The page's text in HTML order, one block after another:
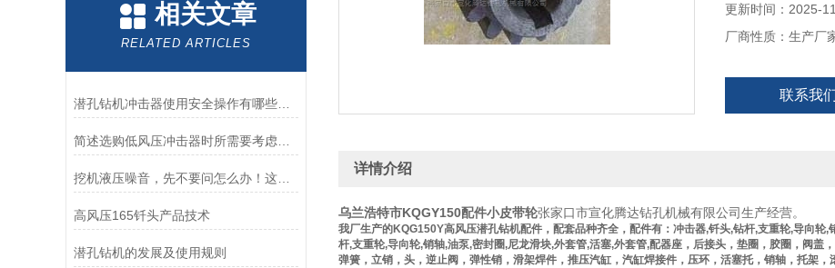
相关文章
RELATED ARTICLES
潜孔钻机冲击器使用安全操作有哪些步骤需要详解
简述选购低风压冲击器时所需要考虑的因素
挖机液压噪音，先不要问怎么办！这些方法你用了吗
高风压165钎头产品技术
潜孔钻机的发展及使用规则
更新时间：2025-
厂商性质：生产厂
联系我
详情介绍
乌兰浩特市KQGY150配件小皮带轮张家口市宣化腾达钻孔机械有限公司生产经营。
我厂生产的KQG150Y高风压潜孔钻机配件，配套品种齐全，配件有：冲击器,钎头,钻杆,支重轮,导向轮,
杆,支重轮,导向轮,销轴,油泵,密封圈,尼龙滑块,外套管,活塞,外套管,配器座，后接头，垫圈，胶圈，阀盖
弹簧，立销，头，逆止阀，弹性销，滑架焊件，推压汽缸，汽缸焊接件，压环，活塞托，销轴，托架